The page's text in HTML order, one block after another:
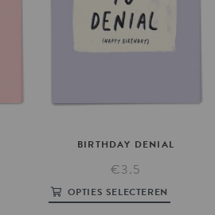
BIRTHDAY DENIAL
€3.5
OPTIES SELECTEREN